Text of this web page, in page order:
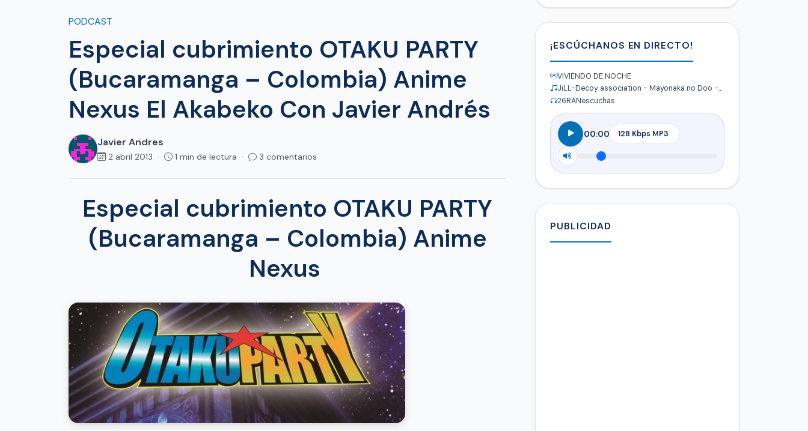
PODCAST
Especial cubrimiento OTAKU PARTY
(Bucaramanga – Colombia) Anime
Nexus El Akabeko Con Javier Andrés
Javier Andres
2 abril 2013 · 1 min de lectura · 3 comentarios
Especial cubrimiento OTAKU PARTY
(Bucaramanga – Colombia) Anime
Nexus
¡ESCÚCHANOS EN DIRECTO!
VIVIENDO DE NOCHE
JiLL-Decoy association - Mayonaka no Doo -stay with me
26RANescuchas
00:00
PUBLICIDAD